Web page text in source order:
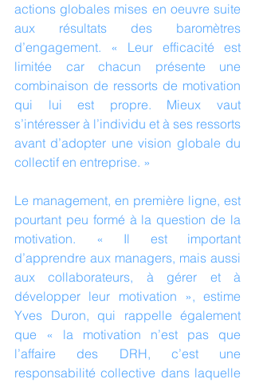
actions globales mises en oeuvre suite
aux résultats des baromètres
d’engagement. « Leur efficacité est
limitée car chacun présente une
combinaison de ressorts de motivation
qui lui est propre. Mieux vaut
s’intéresser à l’individu et à ses ressorts
avant d’adopter une vision globale du
collectif en entreprise. »
Le management, en première ligne, est
pourtant peu formé à la question de la
motivation. « Il est important
d’apprendre aux managers, mais aussi
aux collaborateurs, à gérer et à
développer leur motivation », estime
Yves Duron, qui rappelle également
que « la motivation n’est pas que
l’affaire des DRH, c’est une
responsabilité collective dans laquelle